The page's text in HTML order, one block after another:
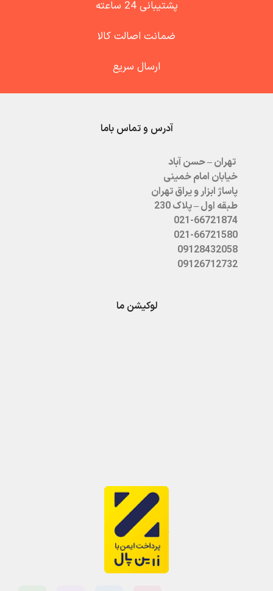
پشتیبانی 24 ساعته
ضمانت اصالت کالا
ارسال سریع
آدرس و تماس باما
تهران – حسن آباد
خیابان امام خمینی
پاساژ ابزار و یراق تهران
طبقه اول – پلاک 230
021-66721874
021-66721580
09128432058
09126712732
لوکیشن ما